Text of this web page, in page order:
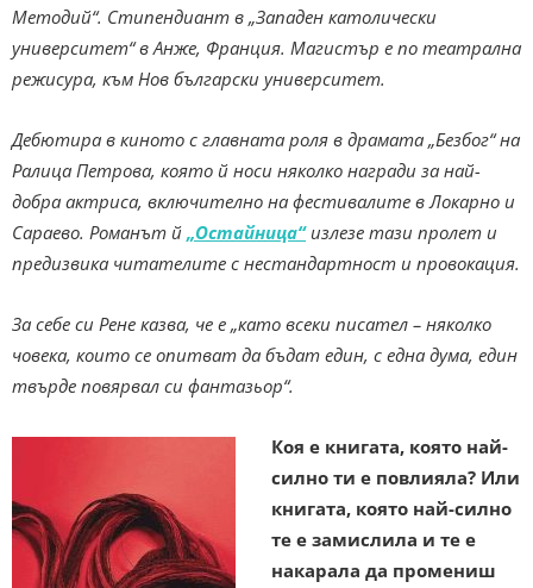
Методий“. Стипендиант в „Западен католически
университет“ в Анже, Франция. Магистър е по театрална
режисура, към Нов български университет.
Дебютира в киното с главната роля в драмата „Безбог“ на
Ралица Петрова, която й носи няколко награди за най-
добра актриса, включително на фестивалите в Локарно и
Сараево. Романът й „Остайница“излезе тази пролет и
предизвика читателите с нестандартност и провокация.
За себе си Рене казва, че е „като всеки писател – няколко
човека, които се опитват да бъдат един, с една дума, един
твърде повярвал си фантазьор“.
Коя е книгата, която най-
силно ти е повлияла? Или
книгата, която най-силно
те е замислила и те е
накарала да промениш